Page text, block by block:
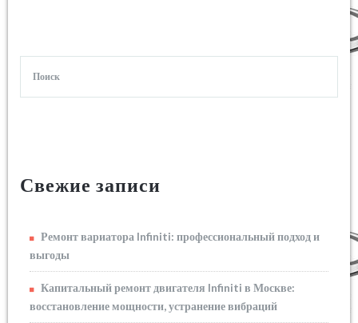
Свежие записи
Ремонт вариатора Infiniti: профессиональный подход и
выгоды
Капитальный ремонт двигателя Infiniti в Москве:
восстановление мощности, устранение вибраций